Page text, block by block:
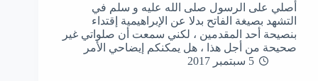
أصلي على الرسول صلى الله عليه و سلم في
التشهد بصيغة الفاتح بدلا عن الإبراهيمية إقتداء
بنصيحة أحد المقدمين ، لكني سمعت أن صلواتي غير
صحيحة من أجل هذا ، هل يمكنكم إيضاحي الأمر
5 سبتمبر 2017